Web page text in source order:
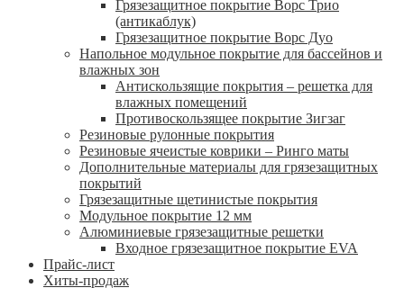
Грязезащитное покрытие Ворс Трио
(антикаблук)
Грязезащитное покрытие Ворс Дуо
Напольное модульное покрытие для бассейнов и
влажных зон
Антискользящие покрытия – решетка для
влажных помещений
Противоскользящее покрытие Зигзаг
Резиновые рулонные покрытия
Резиновые ячеистые коврики – Ринго маты
Дополнительные материалы для грязезащитных
покрытий
Грязезащитные щетинистые покрытия
Модульное покрытие 12 мм
Алюминиевые грязезащитные решетки
Входное грязезащитное покрытие EVA
Прайс-лист
Хиты-продаж